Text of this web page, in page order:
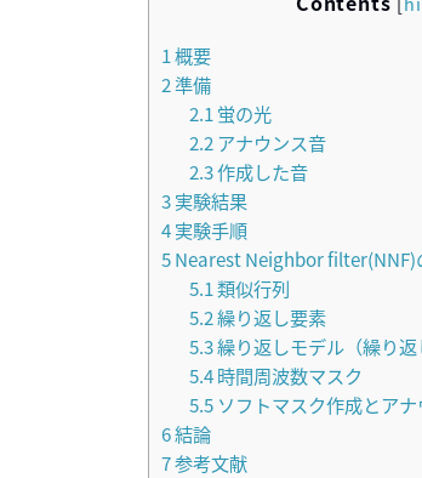
1概要
2準備
2.1 蛍の光
2.2アナウンス音
2.3作成した音
3実験結果
4実験手順
5Nearest Neighbor filter(NNF)
5.1類似行列
5.2繰り返し要素
5.3繰り返しモデル（繰り
5.4時間周波数マスク
5.5ソフトマスク作成とアナ
6結論
7参考文献